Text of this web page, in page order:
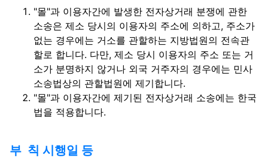
"몰"과 이용자간에 발생한 전자상거래 분쟁에 관한
소송은 제소 당시의 이용자의 주소에 의하고, 주소가
없는 경우에는 거소를 관할하는 지방법원의 전속관
할로 합니다. 다만, 제소 당시 이용자의 주소 또는 거
소가 분명하지 않거나 외국 거주자의 경우에는 민사
소송법상의 관할법원에 제기합니다.
"몰"과 이용자간에 제기된 전자상거래 소송에는 한국
법을 적용합니다.
부 칙 시행일 등